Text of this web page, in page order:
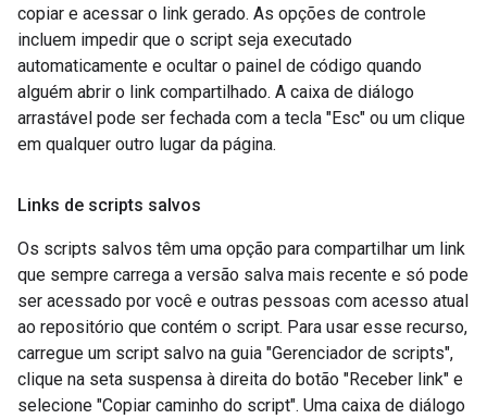
copiar e acessar o link gerado. As opções de controle
incluem impedir que o script seja executado
automaticamente e ocultar o painel de código quando
alguém abrir o link compartilhado. A caixa de diálogo
arrastável pode ser fechada com a tecla "Esc" ou um clique
em qualquer outro lugar da página.
Links de scripts salvos
Os scripts salvos têm uma opção para compartilhar um link
que sempre carrega a versão salva mais recente e só pode
ser acessado por você e outras pessoas com acesso atual
ao repositório que contém o script. Para usar esse recurso,
carregue um script salvo na guia "Gerenciador de scripts",
clique na seta suspensa à direita do botão "Receber link" e
selecione "Copiar caminho do script". Uma caixa de diálogo